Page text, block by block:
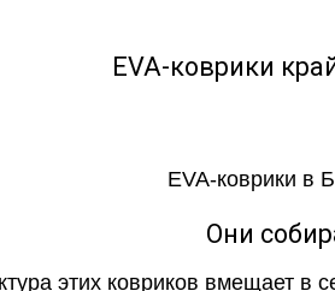
EVA-коврики
Они
этих ковриков вмещает в